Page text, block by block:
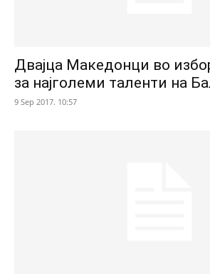
Двајца Македонци во
за најголеми таленти на
9 Sep 2017. 10:57